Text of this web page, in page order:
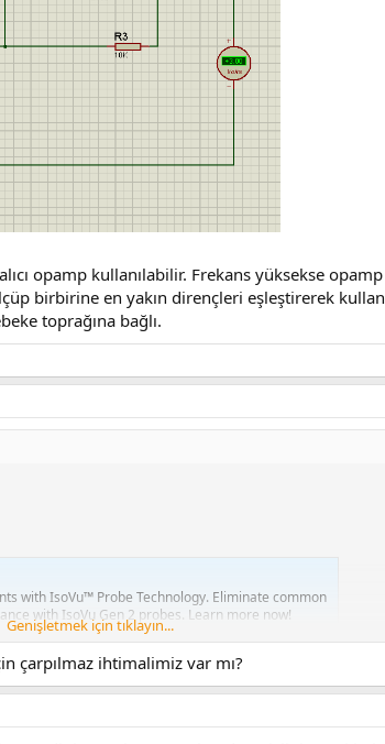
opamp kullanılabilir. Frekans yüksekse
birbirine en yakın dirençleri eşleştirerek
toprağına bağlı.
with IsoVu™ Probe Technology. Eliminate common
with IsoVu Gen 2 probes. Learn more now!
olmak icin kullaniyoruz.
Genişletmek için tıklayın...
çarpılmaz ihtimalimiz var mı?